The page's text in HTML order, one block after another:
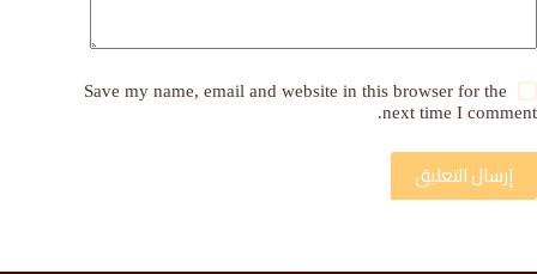
Save my name, email and website in this browser for the
next time I comment.
إرسال التعليق